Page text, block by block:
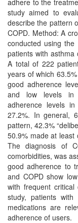
adhere to the
study aimed to
describe the pattern
COPD. Method: A
conducted using
patients with asthma
A total of 222
years of which
good adherence
and low levels in
adherence levels
27.2%. In general,
pattern, 42.3%
50.9% made at least
The diagnosis of
comorbidities, was
good adherence to
and COPD show
with frequent
study, patients
medications are
adherence of users.